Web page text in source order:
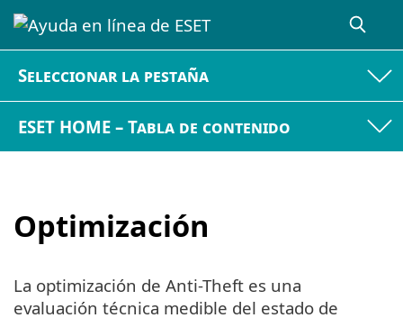
Seleccionar la pestaña
ESET HOME – Tabla de contenido
Optimización
La optimización de Anti-Theft es una
evaluación técnica medible del estado de